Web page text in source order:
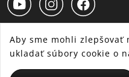
Aby sme mohli zlepšovať
ukladať súbory cookie o